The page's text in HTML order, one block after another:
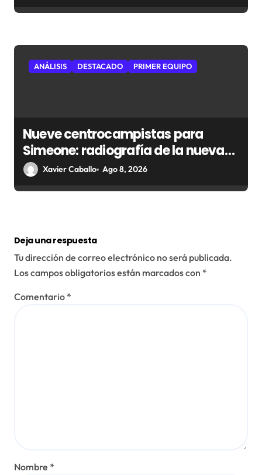
ANÁLISIS DESTACADO PRIMER EQUIPO
Nueve centrocampistas para
Simeone: radiografía de la nueva
medular del Atlético
Xavier Caballo Ago 8, 2026
Deja una respuesta
Tu dirección de correo electrónico no será publicada.
Los campos obligatorios están marcados con *
Comentario *
Nombre *